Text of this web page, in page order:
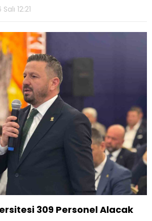
12:21
309 Personel Alacak